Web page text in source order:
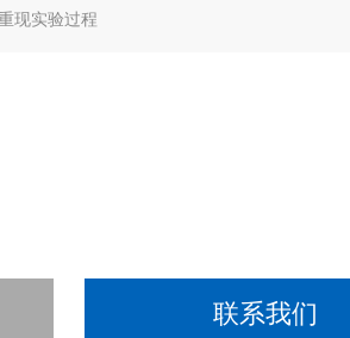
现实验过程
联系我们